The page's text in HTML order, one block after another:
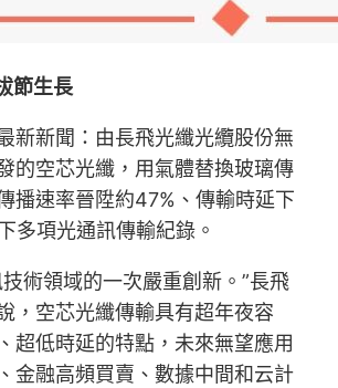
節生長
新新聞：由長飛光纖光纜股份無
的空芯光纖，用氣體替換玻璃傳
播速率晉陞約47%、傳輸時延下
多項光通訊傳輸紀錄。
術領域的一次嚴重創新。”長飛
，空芯光纖傳輸具有超年夜容
超低時延的特點，未來無望應用
金融高頻買賣、數據中間和云計